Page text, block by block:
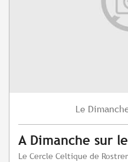
Le
A Dimanche sur
Le Cercle Celtique de